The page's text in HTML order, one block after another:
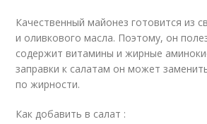
Качественный майонез готовится из
и оливкового масла. Поэтому, он
содержит витамины и жирные
заправки к салатам он может
по жирности.
Как добавить в салат :